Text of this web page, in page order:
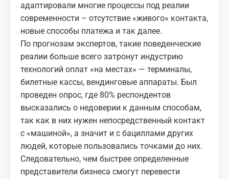
адаптировали многие процессы под реалии
современности – отсутствие «живого» контакта,
новые способы платежа и так далее.
По прогнозам экспертов, такие поведенческие
реалии больше всего затронут индустрию
технологий оплат «на местах» — терминалы,
билетные кассы, вендинговые аппараты. Был
проведен опрос, где 80% респондентов
высказались о недоверии к данным способам,
так как в них нужен непосредственный контакт
с «машиной», а значит и с бациллами других
людей, которые пользовались точками до них.
Следовательно, чем быстрее определенные
представители бизнеса смогут перевести